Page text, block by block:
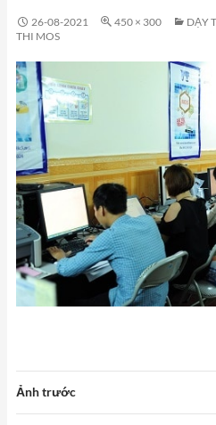
26-08-2021 450 × 300
DẠY
THI MOS
Ảnh trước